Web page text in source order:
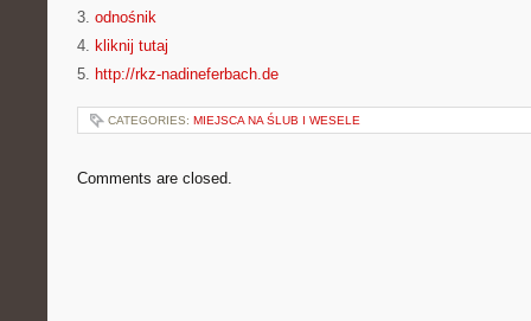
3. odnośnik
4. kliknij tutaj
5. http://rkz-nadineferbach.de
CATEGORIES: MIEJSCA NA ŚLUB I WESELE
Comments are closed.